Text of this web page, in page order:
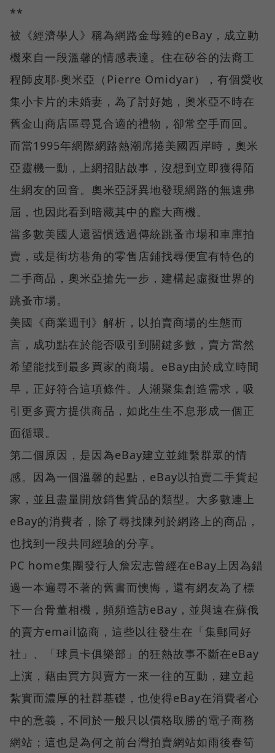
**
被《經濟學人》稱為網路金母雞的eBay，成立動
機來自一段溫馨的情感表達。住在矽谷的法裔工
程師皮耶‧奧米亞（Pierre Omidyar），有個愛收
集小卡片的未婚妻，為了討好她，奧米亞不時在
舊金山商店區尋覓合適的禮物，卻常空手而回。
而當1995年網際網路熱潮席捲美國西岸時，奧米
亞靈機一動，上網招貼啟事，沒想到立即獲得陌
生網友的回音。奧米亞訝異地發現網路的無遠弗
屆，也因此看到暗藏其中的龐大商機。
當多數美國人還習慣透過傳統跳蚤市場和車庫拍
賣，或是街坊巷角的零售店鋪找尋便宜有特色的
二手商品，奧米亞搶先一步，建構起虛擬世界的
跳蚤市場。
美國《商業週刊》解析，以拍賣商場的生態而
言，成功點在於能否吸引到關鍵多數，賣方當然
希望能找到最多買家的商場。eBay由於成立時間
早，正好符合這項條件。人潮聚集創造需求，吸
引更多賣方提供商品，如此生生不息形成一個正
面循環。
第二個原因，是因為eBay建立並維繫群眾的情
感。因為一個溫馨的起點，eBay以拍賣二手貨起
家，並且盡量開放銷售貨品的類型。大多數連上
eBay的消費者，除了尋找陳列於網路上的商品，
也找到一段共同經驗的分享。
PC home集團發行人詹宏志曾經在eBay上因為錯
過一本遍尋不著的舊書而懊悔，還有網友為了標
下一台骨董相機，頻頻造訪eBay，並與遠在蘇俄
的賣方email協商，這些以往發生在「集郵同好
社」、「球員卡俱樂部」的狂熱故事不斷在eBay
上演，藉由買方與賣方一來一往的互動，建立起
紮實而濃厚的社群基礎，也使得eBay在消費者心
中的意義，不同於一般只以價格取勝的電子商務
網站；這也是為何之前台灣拍賣網站如雨後春筍